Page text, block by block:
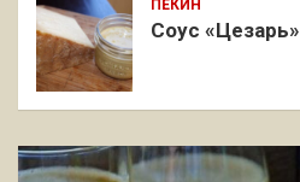
ПЕКИН
Соус «Цезарь»